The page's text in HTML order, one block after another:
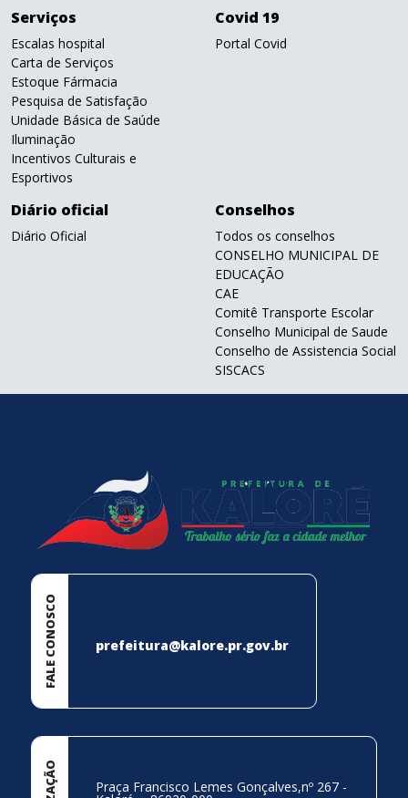
Serviços
Escalas hospital
Carta de Serviços
Estoque Fármacia
Pesquisa de Satisfação
Unidade Básica de Saúde
Iluminação
Incentivos Culturais e
Esportivos
Covid 19
Portal Covid
Diário oficial
Diário Oficial
Conselhos
Todos os conselhos
CONSELHO MUNICIPAL DE
EDUCAÇÃO
CAE
Comitê Transporte Escolar
Conselho Municipal de Saude
Conselho de Assistencia Social
SISCACS
FALE CONOSCO prefeitura@kalore.pr.gov.br
Praça Francisco Lemes Gonçalves,nº 267 -